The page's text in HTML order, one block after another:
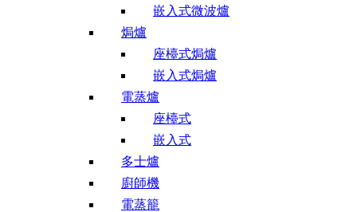
嵌入式微波爐
焗爐
座檯式焗爐
嵌入式焗爐
電蒸爐
座檯式
嵌入式
多士爐
廚師機
電蒸籠